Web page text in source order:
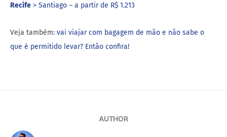
Recife > Santiago – a partir de R$ 1.213
Veja também: vai viajar com bagagem de mão e não sabe o
que é permitido levar? Então confira!
AUTHOR